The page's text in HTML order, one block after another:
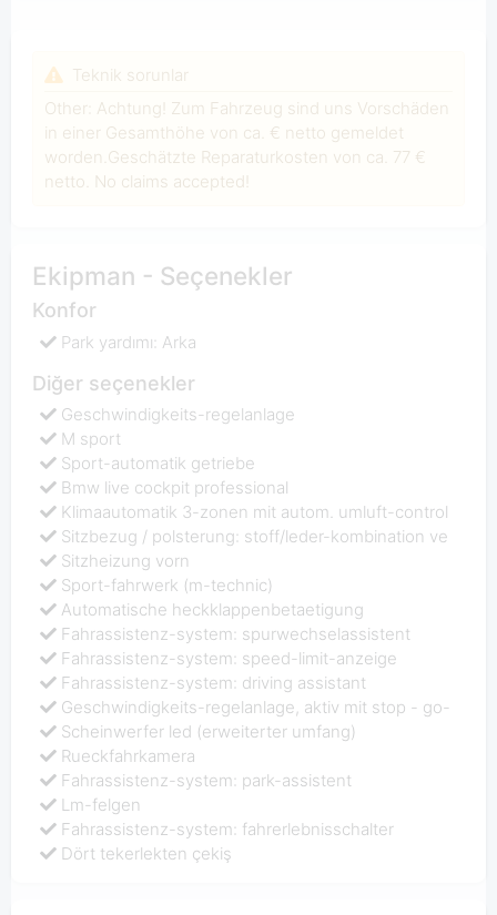
Teknik sorunlar
Other: Achtung! Zum Fahrzeug sind uns Vorschäden
in einer Gesamthöhe von ca. € netto gemeldet
worden.Geschätzte Reparaturkosten von ca. 77 €
netto. No claims accepted!
Ekipman - Seçenekler
Konfor
Park yardımı: Arka
Diğer seçenekler
Geschwindigkeits-regelanlage
M sport
Sport-automatik getriebe
Bmw live cockpit professional
Klimaautomatik 3-zonen mit autom. umluft-control
Sitzbezug / polsterung: stoff/leder-kombination ve
Sitzheizung vorn
Sport-fahrwerk (m-technic)
Automatische heckklappenbetaetigung
Fahrassistenz-system: spurwechselassistent
Fahrassistenz-system: speed-limit-anzeige
Fahrassistenz-system: driving assistant
Geschwindigkeits-regelanlage, aktiv mit stop - go-
Scheinwerfer led (erweiterter umfang)
Rueckfahrkamera
Fahrassistenz-system: park-assistent
Lm-felgen
Fahrassistenz-system: fahrerlebnisschalter
Dört tekerlekten çekiş